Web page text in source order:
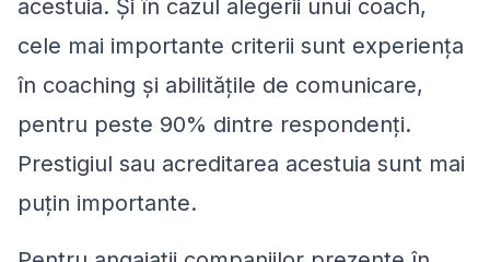
acestuia. Și în cazul alegerii unui coach,
cele mai importante criterii sunt experiența
în coaching și abilitățile de comunicare,
pentru peste 90% dintre respondenți.
Prestigiul sau acreditarea acestuia sunt mai
puțin importante.